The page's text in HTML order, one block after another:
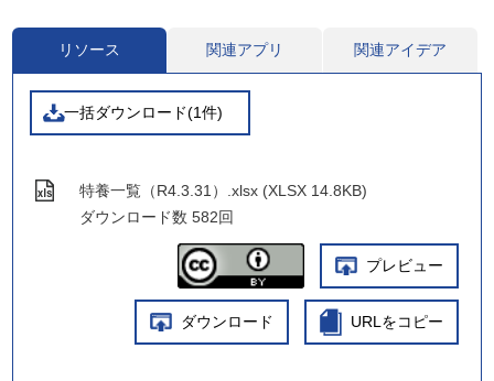
リソース 関連アプリ 関連アイデア
一括ダウンロード(1件)
特養一覧（R4.3.31）.xlsx (XLSX 14.8KB)
ダウンロード数 582回
プレビュー
ダウンロード URLをコピー